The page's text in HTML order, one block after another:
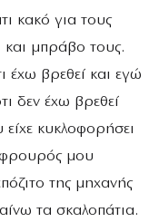
κακό για τους
και μπράβο τους.
έχω βρεθεί και εγώ
δεν έχω βρεθεί
κυκλοφορήσει
φρουρός μου
της μηχανής
τα σκαλοπάτια.